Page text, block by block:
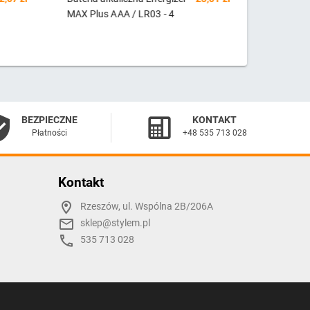
AAA / LR03 - 4
C / LR14 Alkaline Power - 2
BEZPIECZNE
Płatności
KONTAKT
+48 535 713 028
Kontakt
Rzeszów, ul. Wspólna 2B/206A
sklep@stylem.pl
535 713 028